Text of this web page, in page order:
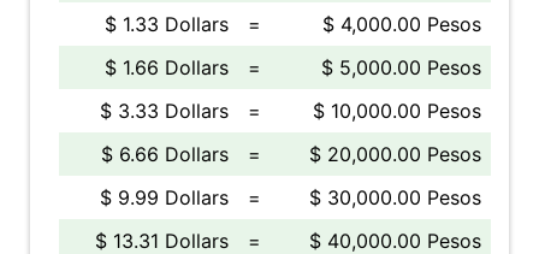
$ 1.33 Dollars
=
$ 4,000.00 Pesos
$ 1.66 Dollars
=
$ 5,000.00 Pesos
$ 3.33 Dollars
=
$ 10,000.00 Pesos
$ 6.66 Dollars
=
$ 20,000.00 Pesos
$ 9.99 Dollars
=
$ 30,000.00 Pesos
$ 13.31 Dollars
=
$ 40,000.00 Pesos